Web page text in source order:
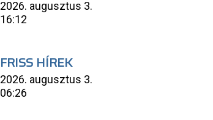
2026. augusztus 3.
16:12
FRISS HÍREK
2026. augusztus 3.
06:26